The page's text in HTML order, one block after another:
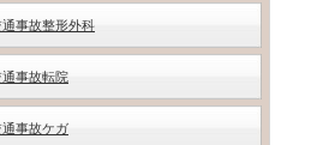
通事故整形外科
通事故転院
通事故ケガ